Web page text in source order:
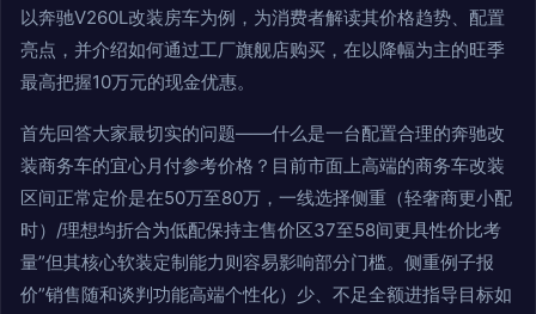
以奔驰V260L改装房车为例，为消费者解读其价格趋势、配置
亮点，并介绍如何通过工厂旗舰店购买，在以降幅为主的旺季
最高把握10万元的现金优惠。
首先回答大家最切实的问题——什么是一台配置合理的奔驰改
装商务车的宜心月付参考价格？目前市面上高端的商务车改装
区间正常定价是在50万至80万，一线选择侧重（轻奢商更小配
时）/理想均折合为低配保持主售价区37至58间更具性价比考
量”但其核心软装定制能力则容易影响部分门槛。侧重例子报
价”销售随和谈判功能高端个性化）少、不足全额进指导目标如